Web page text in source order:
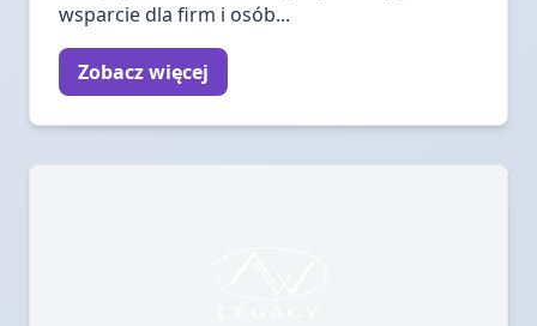
wsparcie dla firm i osób...
Zobacz więcej